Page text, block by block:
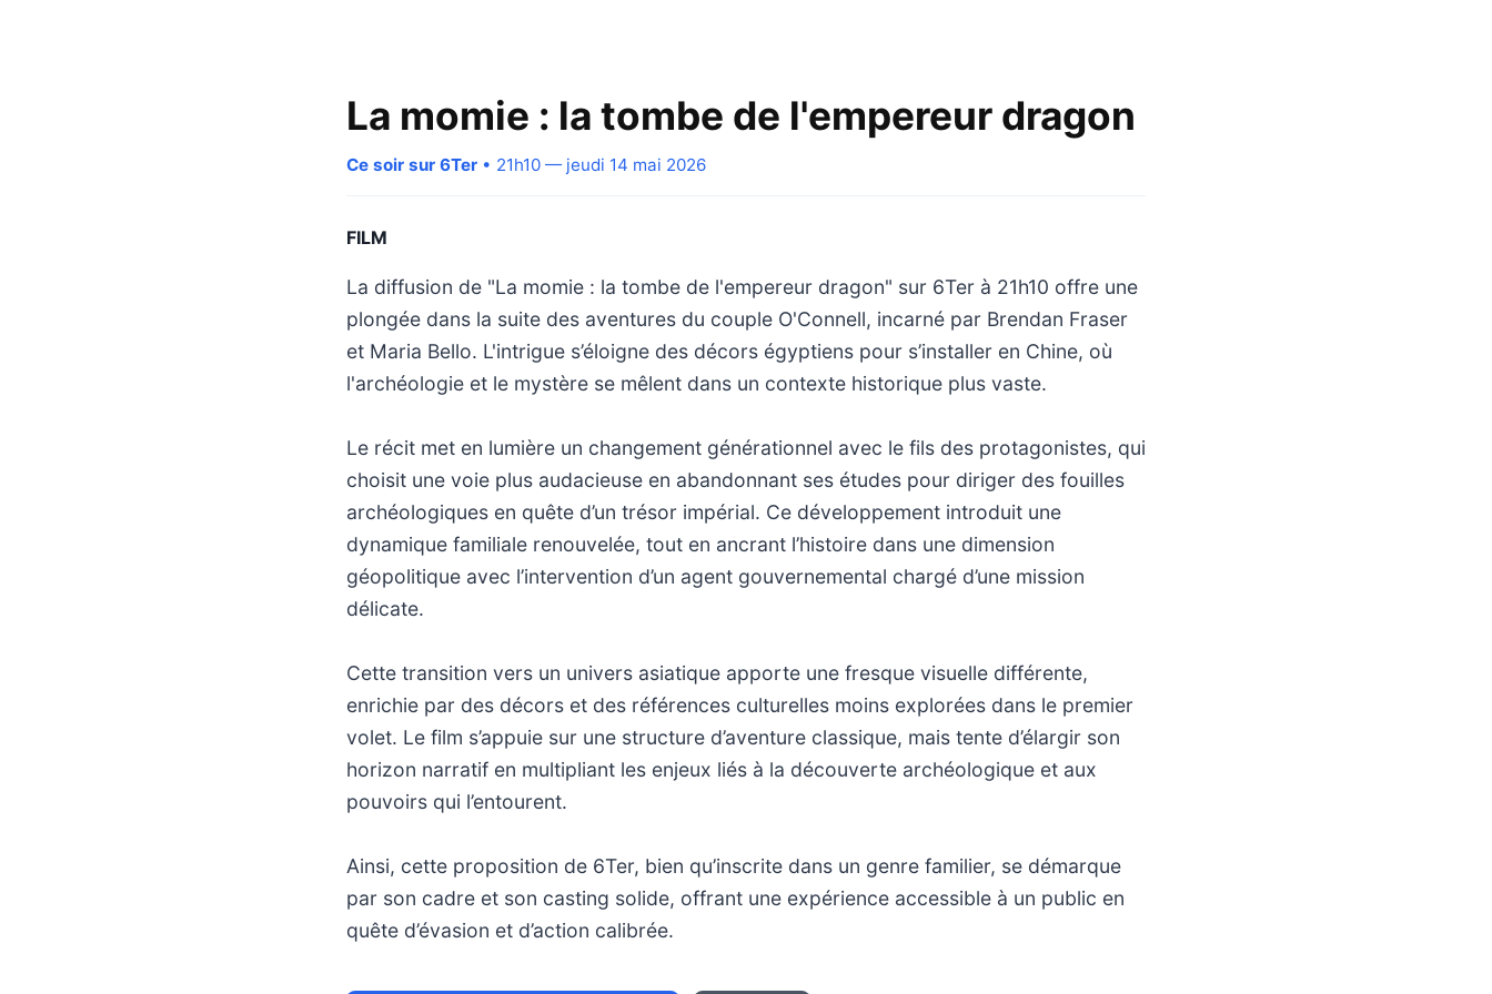
La momie : la tombe de l'empereur dragon
Ce soir sur 6Ter • 21h10 — jeudi 14 mai 2026
FILM
La diffusion de "La momie : la tombe de l'empereur dragon" sur 6Ter à 21h10 offre une
plongée dans la suite des aventures du couple O'Connell, incarné par Brendan Fraser
et Maria Bello. L'intrigue s’éloigne des décors égyptiens pour s’installer en Chine, où
l'archéologie et le mystère se mêlent dans un contexte historique plus vaste.
Le récit met en lumière un changement générationnel avec le fils des protagonistes, qui
choisit une voie plus audacieuse en abandonnant ses études pour diriger des fouilles
archéologiques en quête d’un trésor impérial. Ce développement introduit une
dynamique familiale renouvelée, tout en ancrant l’histoire dans une dimension
géopolitique avec l’intervention d’un agent gouvernemental chargé d’une mission
délicate.
Cette transition vers un univers asiatique apporte une fresque visuelle différente,
enrichie par des décors et des références culturelles moins explorées dans le premier
volet. Le film s’appuie sur une structure d’aventure classique, mais tente d’élargir son
horizon narratif en multipliant les enjeux liés à la découverte archéologique et aux
pouvoirs qui l’entourent.
Ainsi, cette proposition de 6Ter, bien qu’inscrite dans un genre familier, se démarque
par son cadre et son casting solide, offrant une expérience accessible à un public en
quête d’évasion et d’action calibrée.